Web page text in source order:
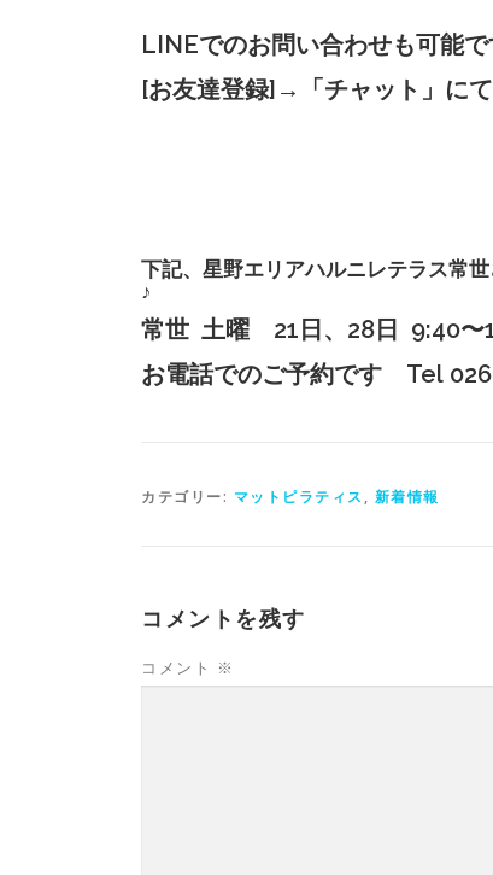
LINEでのお問い合わせも可能
[お友達登録]→「チャット」にて
下記、星野エリアハルニレテラス常
♪
常世 土曜 21 日、28 日
9:40〜
お電話でのご予約です Tel
カテゴリー: マットピラティス , 新着情報
コメントを残す
コメント ※